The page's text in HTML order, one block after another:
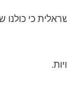
כי כולנו